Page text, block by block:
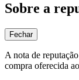
Sobre a
Fechar
A nota de
compra oferecida